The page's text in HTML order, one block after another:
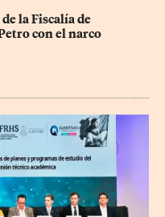
la Fiscalía de
con el narco